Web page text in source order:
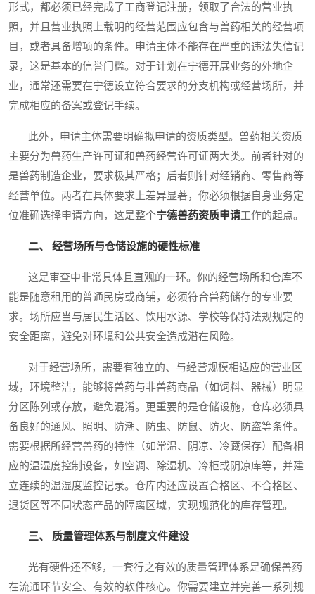
形式，都必须已经完成了工商登记注册，领取了合法的营业执
照，并且营业执照上载明的经营范围应包含与兽药相关的经营项
目，或者具备增项的条件。申请主体不能存在严重的违法失信记
录，这是基本的信誉门槛。对于计划在宁德开展业务的外地企
业，通常还需要在宁德设立符合要求的分支机构或经营场所，并
完成相应的备案或登记手续。
此外，申请主体需要明确拟申请的资质类型。兽药相关资质
主要分为兽药生产许可证和兽药经营许可证两大类。前者针对的
是兽药制造企业，要求极其严格；后者则针对经销商、零售商等
经营单位。两者在具体要求上差异显著，你必须根据自身业务定
位准确选择申请方向，这是整个宁德兽药资质申请工作的起点。
二、 经营场所与仓储设施的硬性标准
这是审查中非常具体且直观的一环。你的经营场所和仓库不
能是随意租用的普通民房或商铺，必须符合兽药储存的专业要
求。场所应当与居民生活区、饮用水源、学校等保持法规规定的
安全距离，避免对环境和公共安全造成潜在风险。
对于经营场所，需要有独立的、与经营规模相适应的营业区
域，环境整洁，能够将兽药与非兽药商品（如饲料、器械）明显
分区陈列或存放，避免混淆。更重要的是仓储设施，仓库必须具
备良好的通风、照明、防潮、防虫、防鼠、防火、防盗等条件。
需要根据所经营兽药的特性（如常温、阴凉、冷藏保存）配备相
应的温湿度控制设备，如空调、除湿机、冷柜或阴凉库等，并建
立连续的温湿度监控记录。仓库内还应设置合格区、不合格区、
退货区等不同状态产品的隔离区域，实现规范化的库存管理。
三、 质量管理体系与制度文件建设
光有硬件还不够，一套行之有效的质量管理体系是确保兽药
在流通环节安全、有效的软件核心。你需要建立并完善一系列规